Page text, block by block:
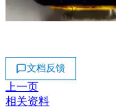
文档反馈
上一页
相关资料